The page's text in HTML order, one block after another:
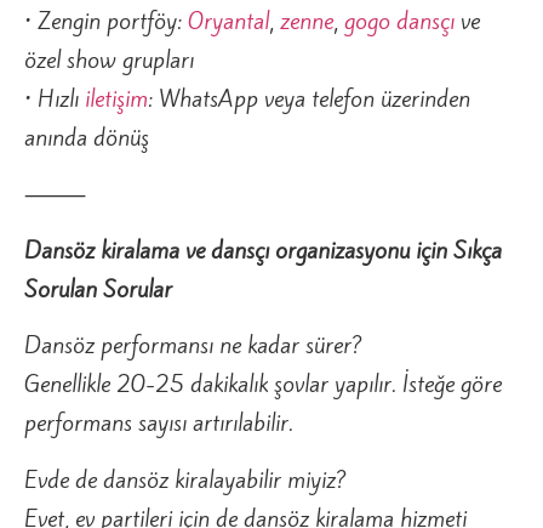
• Zengin portföy:Oryantal,zenne,gogo dansçı ve
özel show grupları
• Hızlı iletişim: WhatsApp veya telefon üzerinden
anında dönüş
⸻
Dansöz kiralama ve dansçı organizasyonu için Sıkça
Sorulan Sorular
Dansöz performansı ne kadar sürer?
Genellikle 20-25 dakikalık şovlar yapılır. İsteğe göre
performans sayısı artırılabilir.
Evde de dansöz kiralayabilir miyiz?
Evet, ev partileri için de dansöz kiralama hizmeti